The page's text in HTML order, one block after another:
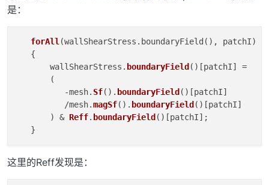
是：
forAll (wallShearStress.boundaryField(), patchI)
   {
       wallShearStress.
boundaryField ()[patchI] =
       (
          -mesh.
Sf(). boundaryField ()[patchI]
          /mesh.
magSf(). boundaryField ()[patchI]
       ) &
Reff. boundaryField ()[patchI];
这里的Reff发现是：